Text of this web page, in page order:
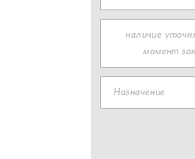
наличие
момент
Назначение